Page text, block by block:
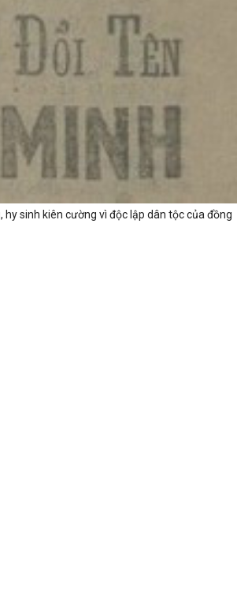
sinh kiên cường vì độc lập dân tộc của đồng